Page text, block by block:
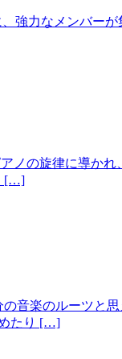
強力なメンバー
ノの旋律に導か
[…]
音楽のルーツと
たり […]